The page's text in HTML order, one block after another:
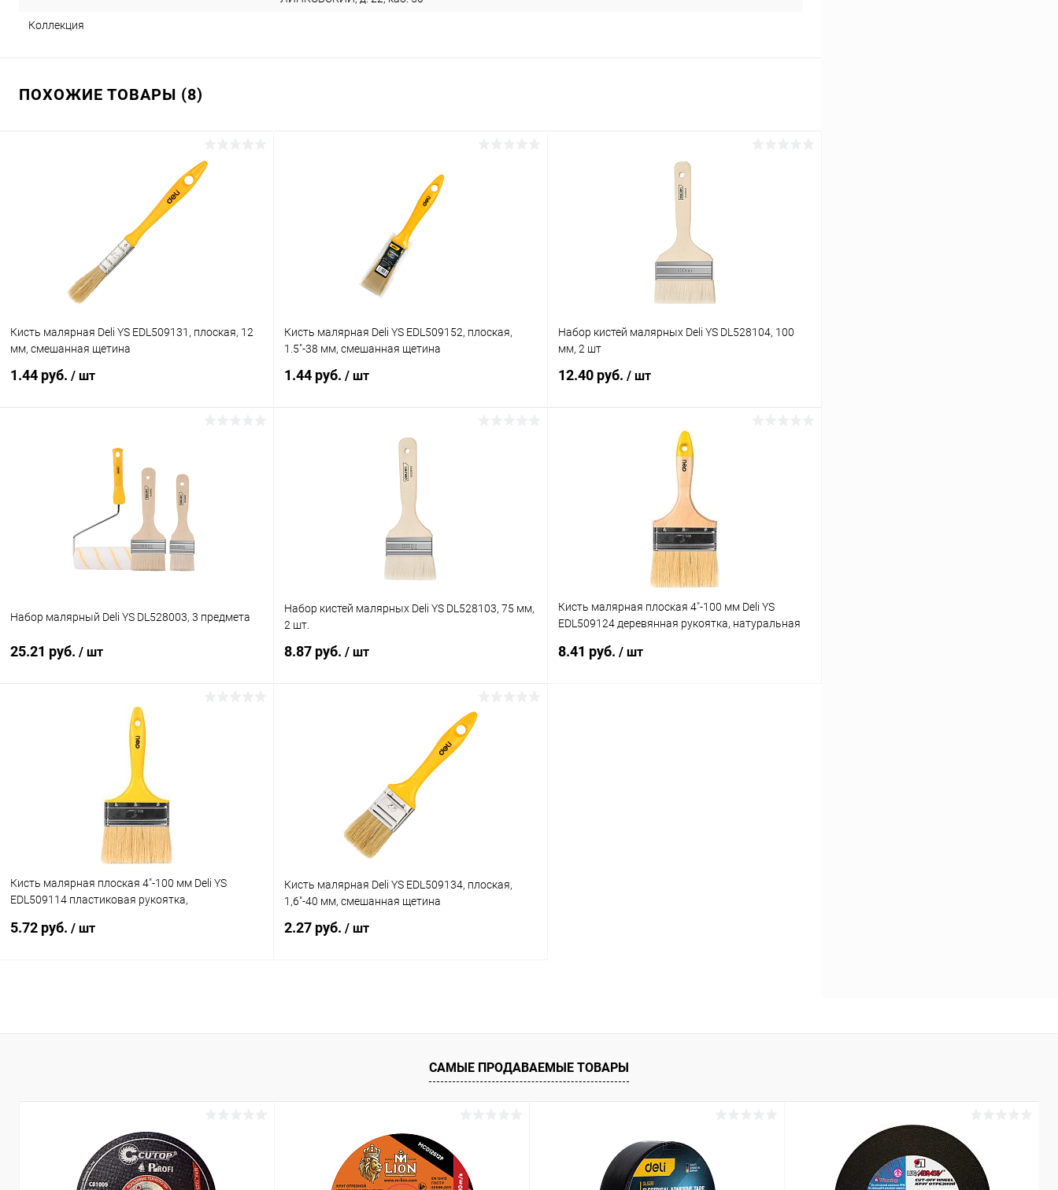
Коллекция
ПОХОЖИЕ ТОВАРЫ (8)
Кисть малярная Deli YS EDL509131, плоская, 12
мм, смешанная щетина
1.44 руб. / шт
К сравнению
В наличии
Кисть малярная Deli YS EDL509152, плоская,
1.5"-38 мм, смешанная щетина
1.44 руб. / шт
В корзину
Набор кистей малярных Deli YS DL528104, 100
мм, 2 шт
12.40 руб. / шт
В корзину
Набор малярный Deli YS DL528003, 3 предмета
25.21 руб. / шт
В корзину
Набор кистей малярных Deli YS DL528103, 75 мм,
2 шт.
8.87 руб. / шт
К сравнению
Кисть малярная плоская 4"-100 мм Deli YS
EDL509124 деревянная рукоятка, натуральная
8.41 руб. / шт
Кисть малярная плоская 4"-100 мм Deli YS
EDL509114 пластиковая рукоятка,
5.72 руб. / шт
Купить в 1 клик К сравнению
Кисть малярная Deli YS EDL509134, плоская,
1,6"-40 мм, смешанная щетина
2.27 руб. / шт
Купить в 1 клик К сравнению
Ожидается
САМЫЕ ПРОДАВАЕМЫЕ ТОВАРЫ